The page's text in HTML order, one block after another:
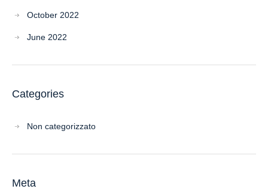
October 2022
June 2022
Categories
Non categorizzato
Meta